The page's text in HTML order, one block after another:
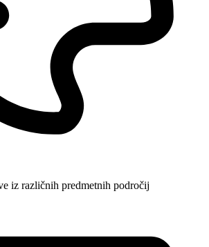
iz različnih predmetnih področij